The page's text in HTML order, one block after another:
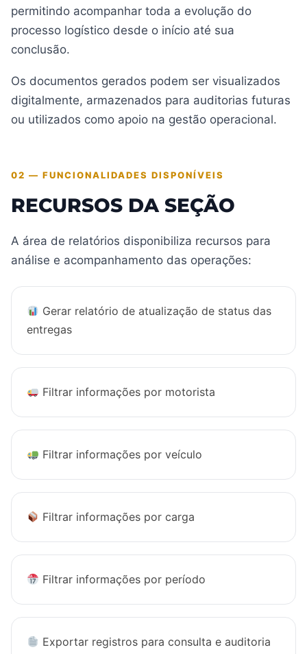
permitindo acompanhar toda a evolução do
processo logístico desde o início até sua
conclusão.
Os documentos gerados podem ser visualizados
digitalmente, armazenados para auditorias futuras
ou utilizados como apoio na gestão operacional.
02 — FUNCIONALIDADES DISPONÍVEIS
RECURSOS DA SEÇÃO
A área de relatórios disponibiliza recursos para
análise e acompanhamento das operações:
Gerar relatório de atualização de status das
entregas
Filtrar informações por motorista
Filtrar informações por veículo
Filtrar informações por carga
Filtrar informações por período
Exportar registros para consulta e auditoria